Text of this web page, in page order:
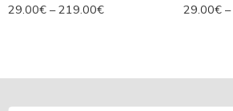
29.00€ –219.00€
29.00€ –